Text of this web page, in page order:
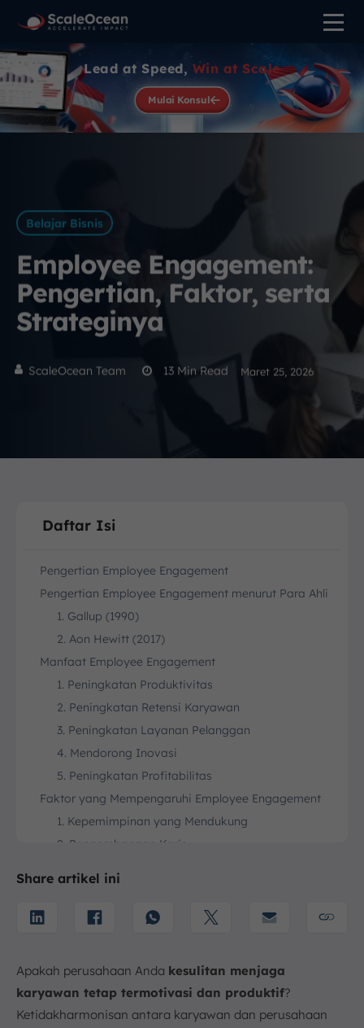
Lead at Speed, Win at Scale
Mulai Konsul
Belajar Bisnis
Employee Engagement:
Pengertian, Faktor, serta
Strateginya
ScaleOcean Team 13 Min Read Maret 25, 2026
Daftar Isi
Pengertian Employee Engagement
Pengertian Employee Engagement menurut Para Ahli
1. Gallup (1990)
2. Aon Hewitt (2017)
Manfaat Employee Engagement
1. Peningkatan Produktivitas
2. Peningkatan Retensi Karyawan
3. Peningkatan Layanan Pelanggan
4. Mendorong Inovasi
5. Peningkatan Profitabilitas
Faktor yang Mempengaruhi Employee Engagement
1. Kepemimpinan yang Mendukung
2. Pengembangan Karir
5. Keseimbangan Kehidupan Kerja (Work-Life
Balance)
1. Komunikasi secara Intens dan Terbuka
2. Menghargai Kontribusi Positif
3. Kesempatan untuk Transformasi Diri
Share artikel ini
Apakah perusahaan Anda kesulitan menjaga
karyawan tetap termotivasi dan produktif?
Ketidakharmonisan antara karyawan dan perusahaan